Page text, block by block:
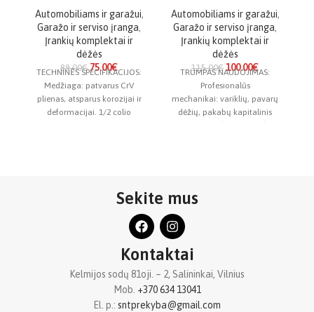
Automobiliams ir garažui,
Garažo ir serviso įranga,
Įrankių komplektai ir
dėžės
89.00€ 75.00€
TECHNINĖS SPECIFIKACIJOS:
Medžiaga: patvarus CrV
plienas, atsparus korozijai ir
deformacijai. 1/2 colio
Automobiliams ir garažui,
Garažo ir serviso įranga,
Įrankių komplektai ir
dėžės
115.00€ 100.00€
TRUMPAS NAUDOJIMAS:
Profesionalūs
mechanikai: variklių, pavarų
dėžių, pakabų kapitalinis
Sekite mus
Kontaktai
Kelmijos sodų 81oji. – 2, Salininkai, Vilnius
Mob. +370 634 13041
El. p.: sntprekyba@gmail.com